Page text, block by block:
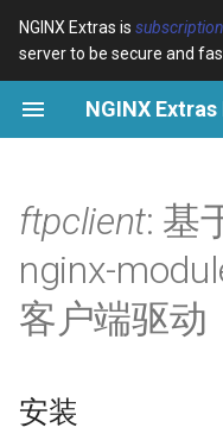
NGINX Extras is
server to be secure and
正
在
始
索
擎
device-type
geoip2
pagespeed
abuse-guard
CentOS/RHEL 7 或
Linux 2
CentOS/RHEL 8+、
Linux、Amazon Linux
GitHub
性能
安全
支
NGINX-MOD - 增强版
NGINX，支持 HTTP/3、
HPACK 和 RHEL 的健康
Tengine Web Server - 在
RHEL、CentOS 和 Rocky
ftpclient: 基
nginx-
客户端驱动
安装